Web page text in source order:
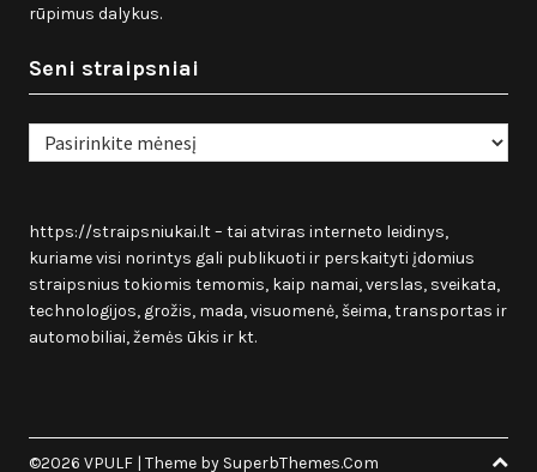
rūpimus dalykus.
Seni straipsniai
Seni
straipsniai
https://straipsniukai.lt– tai atviras interneto leidinys,
kuriame visi norintys gali publikuoti ir perskaityti įdomius
straipsnius tokiomis temomis, kaip namai, verslas, sveikata,
technologijos, grožis, mada, visuomenė, šeima, transportas ir
automobiliai, žemės ūkis ir kt.
©2026 VPULF | Theme by SuperbThemes.Com